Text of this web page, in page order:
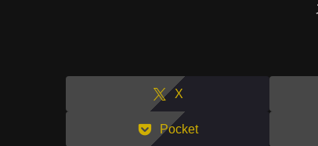
X
Pocket